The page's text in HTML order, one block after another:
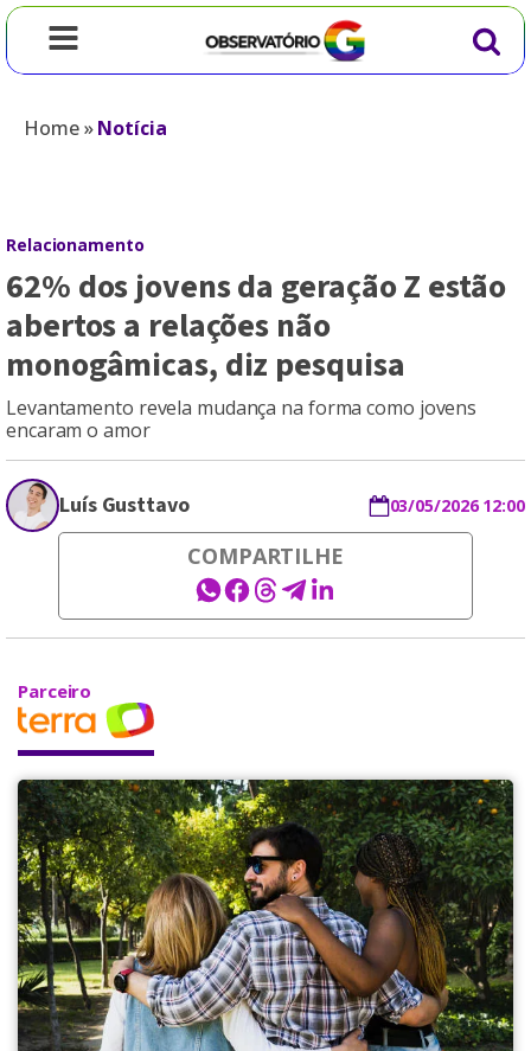
Home»Notícia
Relacionamento
62% dos jovens da geração Z estão
abertos a relações não
monogâmicas, diz pesquisa
Levantamento revela mudança na forma como jovens
encaram o amor
Luís Gusttavo 03/05/2026 12:00
COMPARTILHE
Parceiro